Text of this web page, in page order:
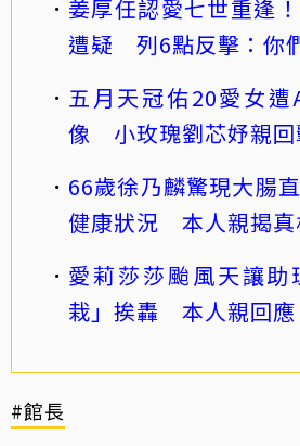
姜厚任認愛七世重逢
遭疑 列6點反擊：你
五月天冠佑20愛女
像 小玫瑰劉芯妤親回
66歲徐乃麟驚現大腸
健康狀況 本人親揭真
愛莉莎莎颱風天讓助
栽」挨轟 本人親回應
#館長